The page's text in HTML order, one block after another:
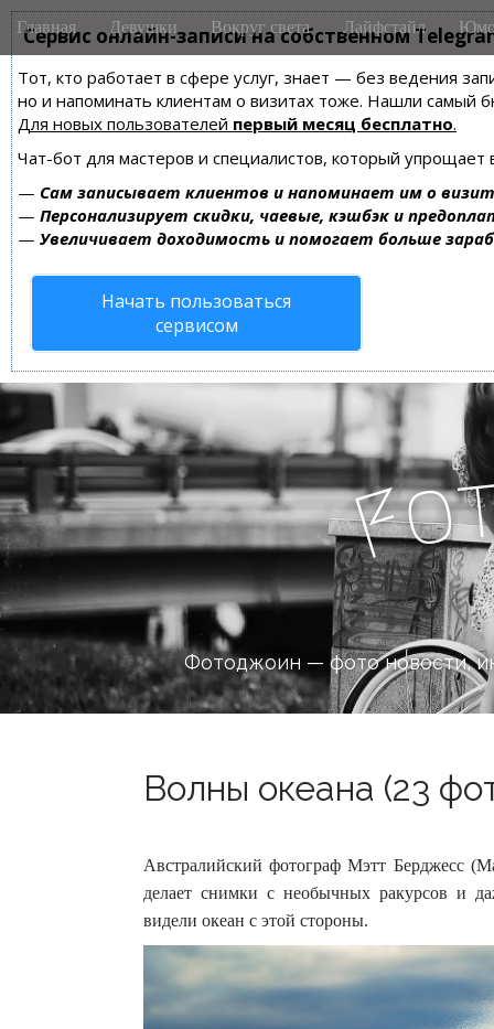
Сервис онлайн-записи на собственном
Тот, кто работает в сфере услуг, знает — без ведения
но и напоминать клиентам о визитах тоже. Нашли самый
Для новых пользователей первый месяц бесплатно.
Чат-бот для мастеров и специалистов, который упрощает
— Сам записывает клиентов и напоминает им о
— Персонализирует скидки, чаевые, кэшбэк и
— Увеличивает доходимость и помогает больше
Начать пользоваться
сервисом
M
a
n
m
e
n
u
i
Главная Девушки Вокруг света Лайфстайл
Fo
Фотоджоин — фото новости,
Волны океана (23
Австралийский фотограф Мэтт Берджесс
делает снимки с необычных ракурсов и
видели океан с этой стороны.